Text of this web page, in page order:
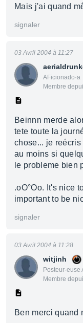
Mais j'ai quand
signaler
AFicionado·a
Membre
03 Avril 2004 à 11:27
Beinnn merde
tete toute la
chose... je
au moins si
le probleme bien
.oO°Oo. It's nice
important to be
signaler
witjinh
Posteur·euse
Membre
03 Avril 2004 à 11:28
Ben merci quand